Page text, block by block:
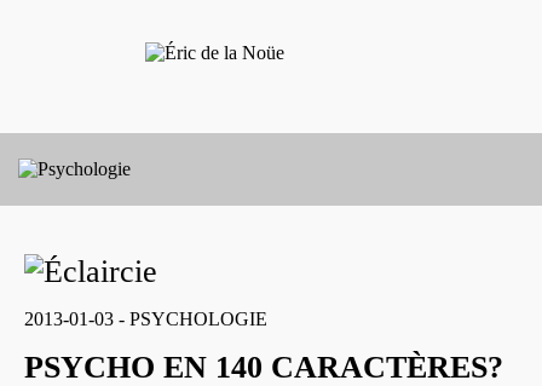
2013-01-03 - PSYCHOLOGIE
PSYCHO EN 140 CARACTÈRES?